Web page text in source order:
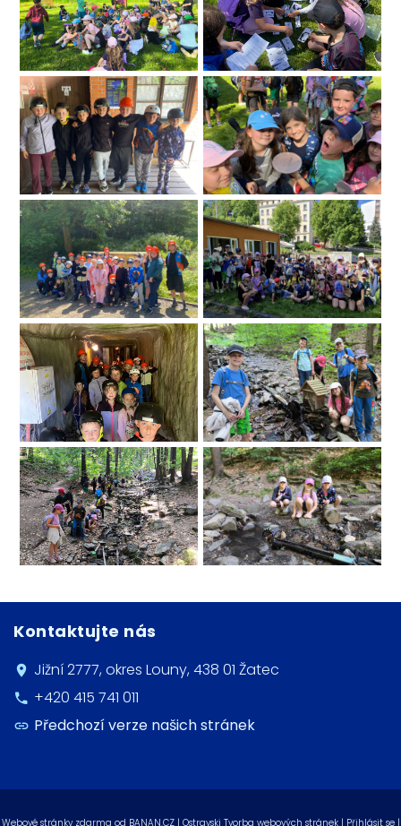
Kontaktujte nás
Jižní 2777, okres Louny, 438 01 Žatec
+420 415 741 011
Předchozí verze našich stránek
Webové stránky zdarma od BANAN.CZ| Ostravski Tvorba webových stránek | Přihlásit se |